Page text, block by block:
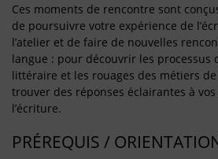
Ces moments de rencontre sont
de poursuivre votre expérience de
l’atelier et de faire de nouvelles
langue : pour découvrir les processus
littéraire et les rouages des métiers
trouver des réponses éclairantes à
l’écriture.
PRÉREQUIS /